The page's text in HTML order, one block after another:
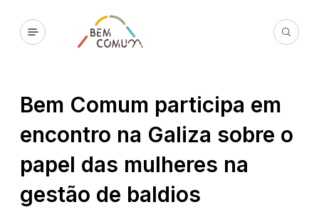
Bem Comum participa em
encontro na Galiza sobre o
papel das mulheres na
gestão de baldios